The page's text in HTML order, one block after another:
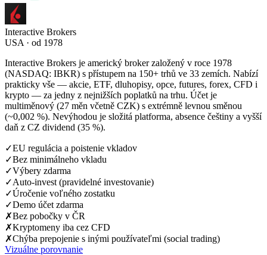
Interactive Brokers
USA · od 1978
Interactive Brokers je americký broker založený v roce 1978
(NASDAQ: IBKR) s přístupem na 150+ trhů ve 33 zemích. Nabízí
prakticky vše — akcie, ETF, dluhopisy, opce, futures, forex, CFD i
krypto — za jedny z nejnižších poplatků na trhu. Účet je
multiměnový (27 měn včetně CZK) s extrémně levnou směnou
(~0,002 %). Nevýhodou je složitá platforma, absence češtiny a vyšší
daň z CZ dividend (35 %).
✓EU regulácia a poistenie vkladov
✓Bez minimálneho vkladu
✓Výbery zdarma
✓Auto-invest (pravidelné investovanie)
✓Úročenie voľného zostatku
✓Demo účet zdarma
✗Bez pobočky v ČR
✗Kryptomeny iba cez CFD
✗Chýba prepojenie s inými používateľmi (social trading)
Vizuálne porovnanie